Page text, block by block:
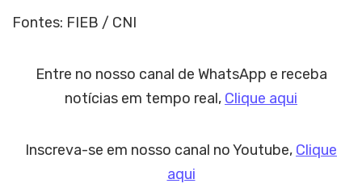
Fontes: FIEB / CNI
Entre no nosso canal de WhatsApp e receba
notícias em tempo real, Clique aqui
Inscreva-se em nosso canal no Youtube, Clique
aqui